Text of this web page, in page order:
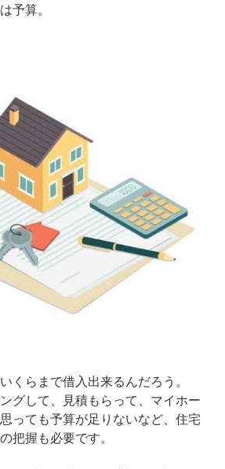
予算。
くらまで借入出来るんだろう。
グして、見積もらって、マイホー
っても予算が足りないなど、住宅
把握も必要です。